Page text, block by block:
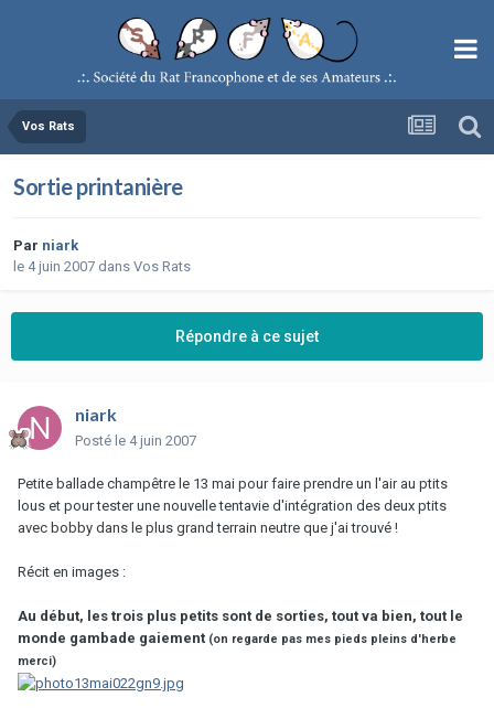
Vos Rats
Sortie printanière
Par niark
le 4 juin 2007 dans Vos Rats
Répondre à ce sujet
niark
Posté le 4 juin 2007
Petite ballade champêtre le 13 mai pour faire prendre un l'air au ptits
lous et pour tester une nouvelle tentavie d'intégration des deux ptits
avec bobby dans le plus grand terrain neutre que j'ai trouvé !
Récit en images :
Au début, les trois plus petits sont de sorties, tout va bien, tout le
monde gambade gaiement (on regarde pas mes pieds pleins d'herbe
merci)